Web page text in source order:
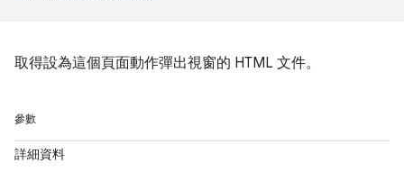
取得設為這個頁面動作彈出視窗的 HTML 文件。
參數
詳細資料